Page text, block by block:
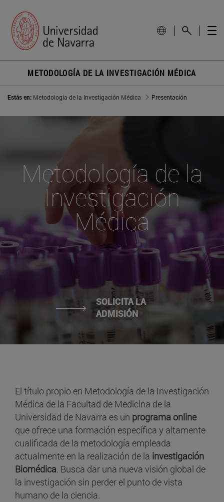
METODOLOGÍA DE LA INVESTIGACIÓN MÉDICA
Estás en: Metodología de la Investigación Médica Presentación
Metodología de la
Investigación
Médica
SOLICITA LA
ADMISIÓN
El título propio en Metodología de la Investigación
Médica de la Facultad de Medicina de la
Universidad de Navarra es un programa online
que ofrece una formación específica y altamente
cualificada de la metodología empleada
actualmente en la realización de la investigación
Biomédica. Busca dar una nueva visión global de
la investigación sin perder el punto de vista
humano de la ciencia.